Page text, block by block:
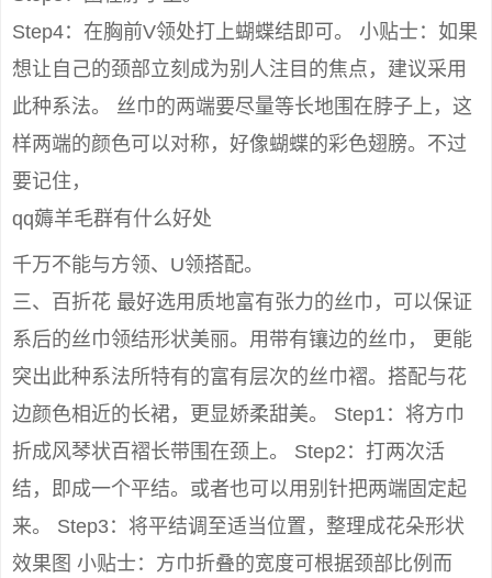
Step4：在胸前V领处打上蝴蝶结即可。 小贴士：如果
想让自己的颈部立刻成为别人注目的焦点，建议采用
此种系法。 丝巾的两端要尽量等长地围在脖子上，这
样两端的颜色可以对称，好像蝴蝶的彩色翅膀。不过
要记住，
qq薅羊毛群有什么好处
千万不能与方领、U领搭配。
三、百折花 最好选用质地富有张力的丝巾，可以保证
系后的丝巾领结形状美丽。用带有镶边的丝巾， 更能
突出此种系法所特有的富有层次的丝巾褶。搭配与花
边颜色相近的长裙，更显娇柔甜美。 Step1：将方巾
折成风琴状百褶长带围在颈上。 Step2：打两次活
结，即成一个平结。或者也可以用别针把两端固定起
来。 Step3：将平结调至适当位置，整理成花朵形状
效果图 小贴士：方巾折叠的宽度可根据颈部比例而